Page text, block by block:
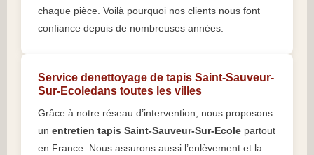
chaque pièce. Voilà pourquoi nos clients nous font
confiance depuis de nombreuses années.
Service denettoyage de tapis Saint-Sauveur-
Sur-Ecoledans toutes les villes
Grâce à notre réseau d’intervention, nous proposons
un entretien tapis Saint-Sauveur-Sur-Ecole partout
en France. Nous assurons aussi l’enlèvement et la